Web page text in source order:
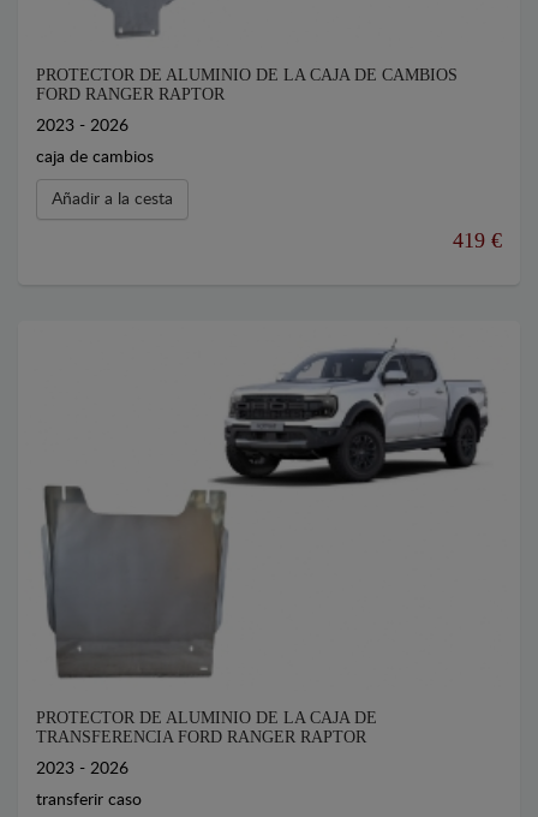
PROTECTOR DE ALUMINIO DE LA CAJA DE CAMBIOS
FORD RANGER RAPTOR
2023 - 2026
caja de cambios
Añadir a la cesta
419 €
PROTECTOR DE ALUMINIO DE LA CAJA DE
TRANSFERENCIA FORD RANGER RAPTOR
2023 - 2026
transferir caso